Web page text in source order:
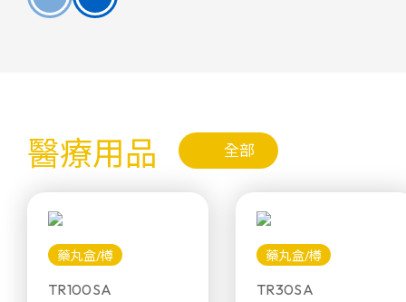
醫療用品 全部
藥丸盒/樽
TR100SA
藥丸盒/樽
TR30SA